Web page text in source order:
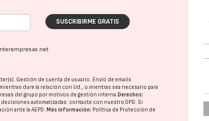
SUSCRIBIRME GRATIS
Gestión de cuenta de usuario. Envío de emails
mientras dure la relación con Ud., o mientras sea necesario para
del grupo por motivos de gestión interna.Derechos:
automatizadas: contacte con nuestro DPD. Si
ante laAEPD.Más información: Política de Protección de
07/2026